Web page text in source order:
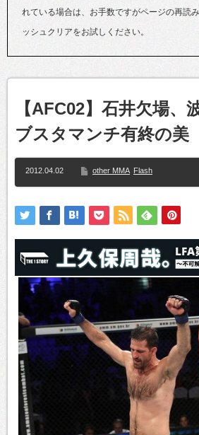
れている場合は、お手数ですがページの再読
ッシュクリアをお試しください。
【AFC02】石井欠場、
ブスタマンチ有終の美
2012.04.02 other MMA Flash